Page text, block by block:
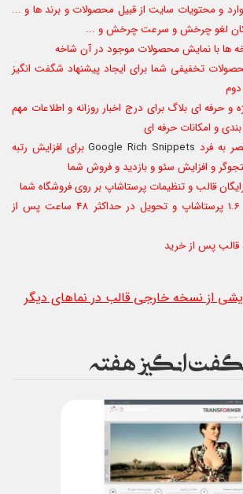
و محتویات سایت از قبیل محصولات و برند ها و ...
لغو چرخش و سرعت چرخش و ...
ها با نمایش محصولات موجود در آن شاخه
تخفیفی شما برای ایجاد پیشنهاد شگفت انگیز
و حرفه ای بلاگ برای درج اخبار روزانه و اطلاعات مهم
و امکانات حرفه ای
به فرد Google Rich Snippetsبرای افزایش رتبه
و افزایش سئو و بازدید و فروش شما
قالب و تنظیمات پرستاشاپ بر روی فروشگاه شما
سازگاری با نسخه 1.6 پرستاشاپ و تحویل در حداکثر 48 ساعت پس از
قالب پس از خرید
از نسخه خارجی قالب در نماهای دیگر
انگیز هفته